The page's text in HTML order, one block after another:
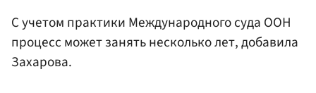
С учетом практики Международного суда ООН
процесс может занять несколько лет, добавила
Захарова.